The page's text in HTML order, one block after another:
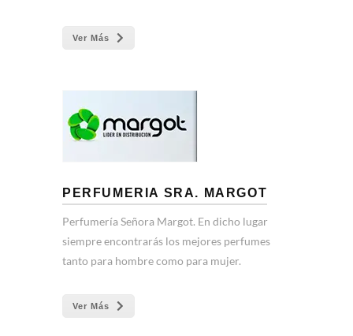
Ver Más
PERFUMERIA SRA. MARGOT
Perfumería Señora Margot. En dicho lugar
siempre encontrarás los mejores perfumes
tanto para hombre como para mujer.
Ver Más